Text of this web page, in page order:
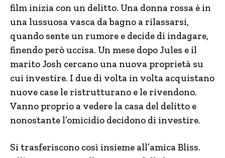
film inizia con un delitto. Una donna rossa è in
una lussuosa vasca da bagno a rilassarsi,
quando sente un rumore e decide di indagare,
finendo però uccisa. Un mese dopo Jules e il
marito Josh cercano una nuova proprietà su
cui investire. I due di volta in volta acquistano
nuove case le ristrutturano e le rivendono.
Vanno proprio a vedere la casa del delitto e
nonostante l’omicidio decidono di investire.
Si trasferiscono così insieme all’amica Bliss.